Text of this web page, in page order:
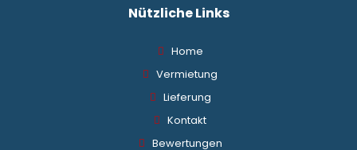
Nützliche Links
Home
Vermietung
Lieferung
Kontakt
Bewertungen